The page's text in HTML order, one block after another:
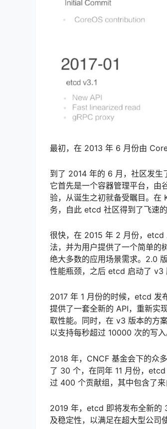
最初，在 2013 年 6 月份由
到了 2014 年的 6 月，社区发生
它首先是一个容器管理平台，由
验，从诞生之初就备受瞩目。
务，自此 etcd 社区得到了飞速的
很快，在 2015 年 2 月份，
法，并为用户提供了一个简单
绝大多数的应用场景需求。2.0
性能瓶颈，之后 etcd 启动了 v3
2017 年 1 月份的时候，etcd 发
提供了一套全新的 API，重新实
取性能。同时，在 v3 版本的方
以支持每秒超过 10000 次的写入
2018 年，CNCF 基金会下的众
了 30 个，在同年 11 月份，
过 400 个贡献组，其中包含了
2019 年，etcd 即将发布全新的
及稳定性，以满足在超大型公司